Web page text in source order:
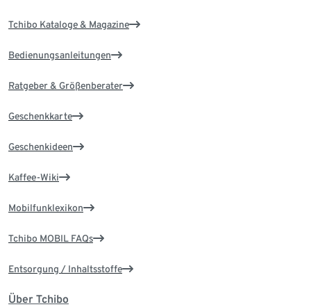
Tchibo Kataloge & Magazine
Bedienungsanleitungen
Ratgeber & Größenberater
Geschenkkarte
Geschenkideen
Kaffee-Wiki
Mobilfunklexikon
Tchibo MOBIL FAQs
Entsorgung / Inhaltsstoffe
Über Tchibo